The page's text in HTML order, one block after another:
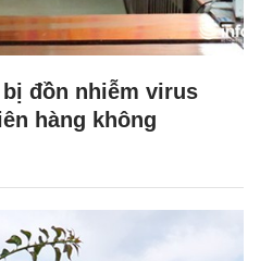
đồn nhiễm virus
hàng không